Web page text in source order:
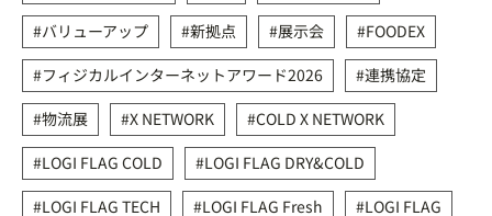
バリューアップ
新拠点 展示会
FOODEX
フィジカルインターネットアワード2026
連携協定
物流展
X NETWORK
COLD X NETWORK
LOGI FLAG COLD
LOGI FLAG DRY&COLD
LOGI FLAG TECH
LOGI FLAG Fresh LOGI FLAG